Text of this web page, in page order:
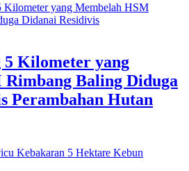
5 Kilometer yang
Baling Diduga
Perambahan Hutan